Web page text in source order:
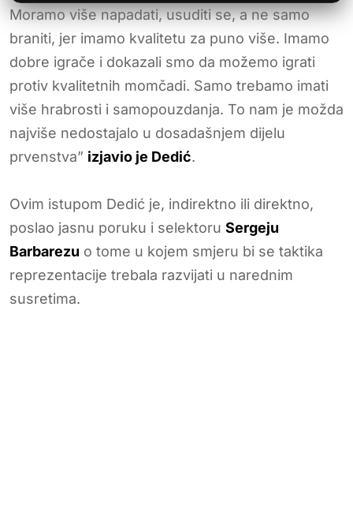
Moramo više napadati, usuditi se, a ne samo
braniti, jer imamo kvalitetu za puno više. Imamo
dobre igrače i dokazali smo da možemo igrati
protiv kvalitetnih momčadi. Samo trebamo imati
više hrabrosti i samopouzdanja. To nam je možda
najviše nedostajalo u dosadašnjem dijelu
prvenstva” izjavio je Dedić.
Ovim istupom Dedić je, indirektno ili direktno,
poslao jasnu poruku i selektoru Sergeju
Barbarezu o tome u kojem smjeru bi se taktika
reprezentacije trebala razvijati u narednim
susretima.